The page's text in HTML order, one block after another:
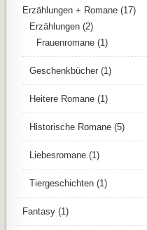
Erzählungen + Romane (17)
Erzählungen (2)
Frauenromane (1)
Geschenkbücher (1)
Heitere Romane (1)
Historische Romane (5)
Liebesromane (1)
Tiergeschichten (1)
Fantasy (1)